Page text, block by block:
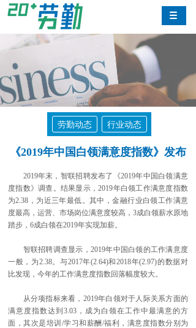
劳勤动态 行业动态
《2019年中国白领满意度指数》发布
2019年末，智联招聘发布了《2019年中国白领满意
度指数》调查。结果显示，2019年白领工作满意度指数
为2.38，为近三年最低。其中，金融行业白领工作满意
度最高，运营、市场岗位满意度较高，3成白领薪水原地
踏步，6成白领在2019年实现加薪。
智联招聘调查显示，2019年中国白领的工作满意度
一般，为2.38。与2017年(2.64)和2018年(2.97)的数据对
比发现，今年的工作满意度指数回落幅度较大。
从分项指标来看，2019年白领对于人际关系方面的
满意度指数达到3.03，成为白领在工作中最满意的方
面，其次是培训/学习和薪酬/福利，满意度指数分别为